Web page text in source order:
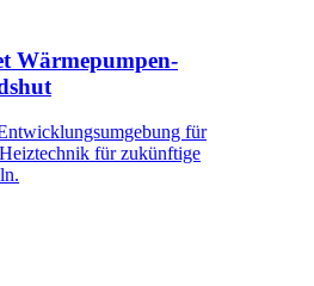
Wärmepumpen-
für
für zukünftige